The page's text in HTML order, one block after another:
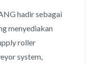
hadir sebagai
menyediakan
roller
system,